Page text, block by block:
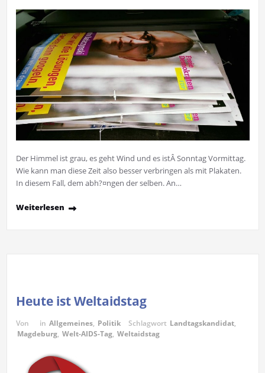
Der Himmel ist grau, es geht Wind und es istÂ Sonntag Vormittag.
Wie kann man diese Zeit also besser verbringen als mit Plakaten.
In diesem Fall, dem abh?¤ngen der selben. An…
Weiterlesen
Heute ist Weltaidstag
Von in Allgemeines, Politik Schlagwort Landtagskandidat,
Magdeburg, Welt-AIDS-Tag, Weltaidstag